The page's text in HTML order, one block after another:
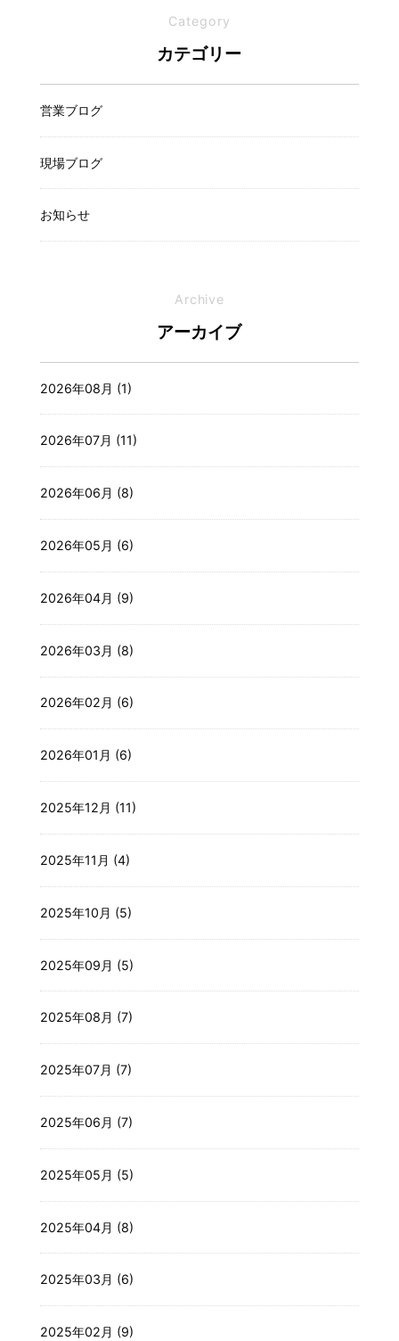
Category
カテゴリー
営業ブログ
現場ブログ
お知らせ
Archive
アーカイブ
2026年08月 (1)
2026年07月 (11)
2026年06月 (8)
2026年05月 (6)
2026年04月 (9)
2026年03月 (8)
2026年02月 (6)
2026年01月 (6)
2025年12月 (11)
2025年11月 (4)
2025年10月 (5)
2025年09月 (5)
2025年08月 (7)
2025年07月 (7)
2025年06月 (7)
2025年05月 (5)
2025年04月 (8)
2025年03月 (6)
2025年02月 (9)